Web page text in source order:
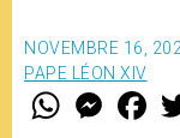
NOVEMBRE 16,
PAPE LÉON XIV
W M
e
F
a